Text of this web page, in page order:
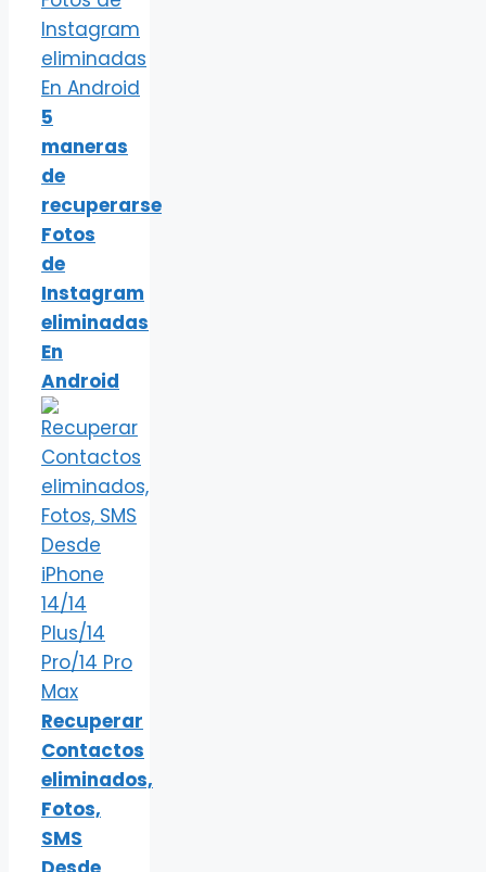
5
maneras
de
recuperarse
Fotos
de
Instagram
eliminadas
En
Android
Recuperar
Contactos
eliminados,
Fotos,
SMS